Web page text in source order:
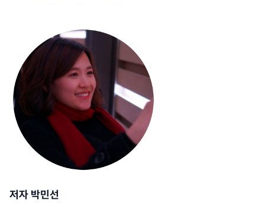
저자 박민선